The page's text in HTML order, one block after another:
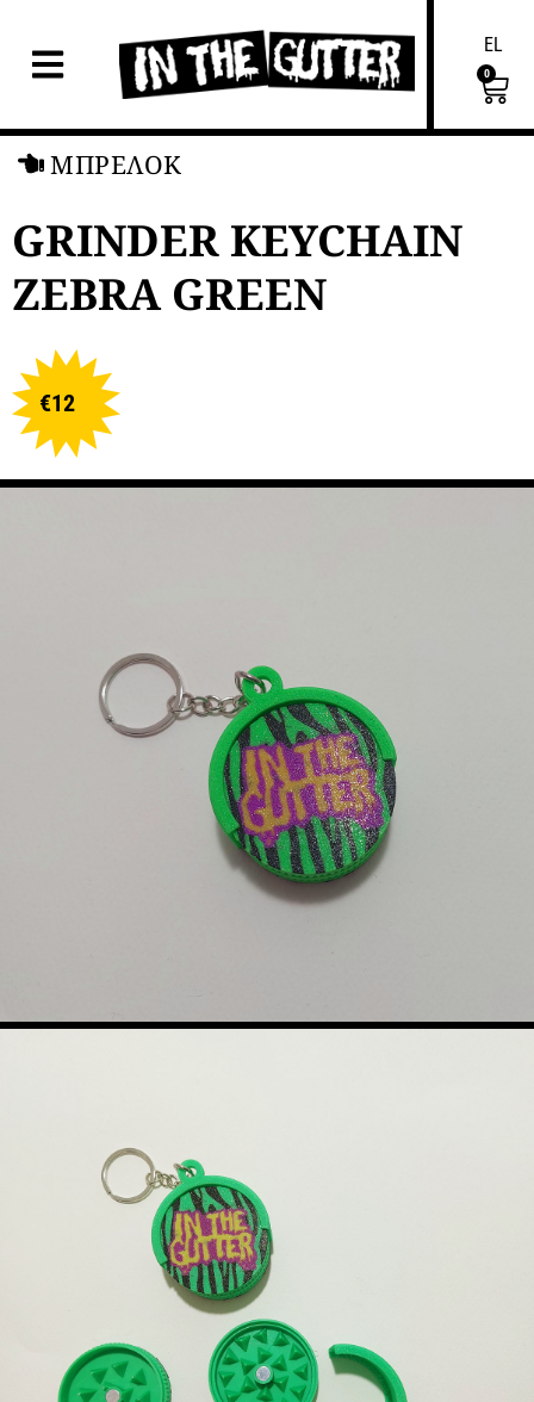
EL
0
ΜΠΡΕΛΟΚ
GRINDER KEYCHAIN
ZEBRA GREEN
€12